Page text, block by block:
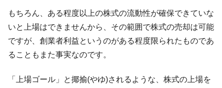
Fact1
日本人マスターズ挑戦の歴史。松山以前に最高位
だった選手とは？
Fact1
甲子園通算本塁打、最多の清原に次いで多く打っ
ている意外な選手とは？
Fact1 セレクトセールの高額取引馬が稼いだ金額とは？
もちろん、ある程度以上の株式の流動性が確保できていな
いと上場はできませんから、その範囲で株式の売却は可能
ですが、創業者利益というのがある程度限られたものであ
ることもまた事実なのです。
「上場ゴール」と揶揄(やゆ)されるような、株式の上場を